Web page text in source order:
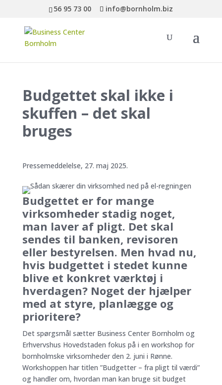
56 95 73 00 info@bornholm.biz
Budgettet skal ikke i
skuffen – det skal
bruges
Pressemeddelelse, 27. maj 2025.
Budgettet er for mange
virksomheder stadig noget,
man laver af pligt. Det skal
sendes til banken, revisoren
eller bestyrelsen. Men hvad nu,
hvis budgettet i stedet kunne
blive et konkret værktøj i
hverdagen? Noget der hjælper
med at styre, planlægge og
prioritere?
Det spørgsmål sætter Business Center Bornholm og
Erhvervshus Hovedstaden fokus på i en workshop for
bornholmske virksomheder den 2. juni i Rønne.
Workshoppen har titlen ”Budgetter – fra pligt til værdi”
og handler om, hvordan man kan bruge sit budget